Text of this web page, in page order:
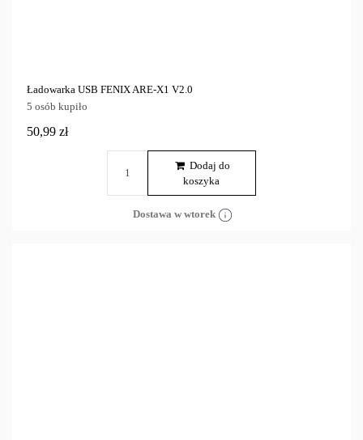
Ładowarka USB FENIX ARE-X1 V2.0
5 osób kupiło
50,99 zł
Dodaj do
koszyka
Dostawa w wtorek